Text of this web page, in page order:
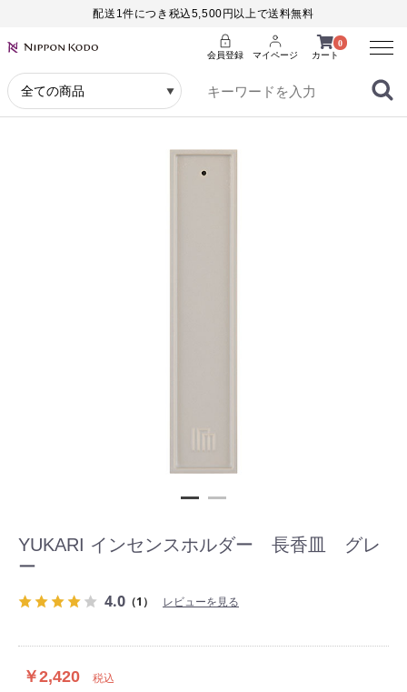
配送1件につき税込5,500円以上で送料無料
0
カート
会員登録 マイページ
Menu
YUKARI インセンスホルダー 長香皿 グレ
ー
4.0 （1） レビューを見る
￥2,420 税込